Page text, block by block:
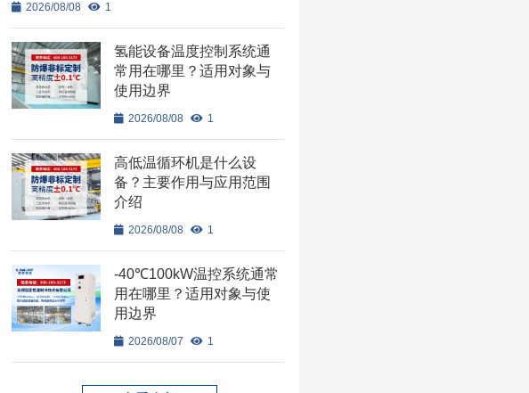
2026/08/08 1
氢能设备温度控制系统通
常用在哪里？适用对象与
使用边界
2026/08/08 1
高低温循环机是什么设
备？主要作用与应用范围
介绍
2026/08/08 1
-40℃100kW温控系统通常
用在哪里？适用对象与使
用边界
2026/08/07 1